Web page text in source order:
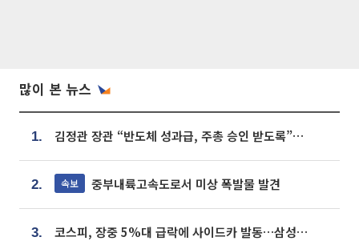
많이 본 뉴스
1. 김정관 장관 “반도체 성과급, 주총 승인 받도록”…상법·자본시장법 개정 시사
2. 속보 중부내륙고속도로서 미상 폭발물 발견
3. 코스피, 장중 5%대 급락에 사이드카 발동…삼성·SK 동반 폭락